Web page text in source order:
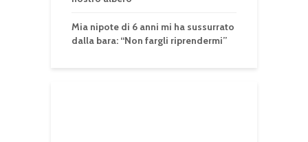
Mia nipote di 6 anni mi ha sussurrato
dalla bara: “Non fargli riprendermi”